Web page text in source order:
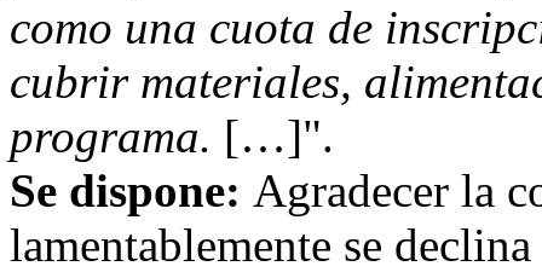
como una cuota de
cubrir materiales,
programa. […]".
Se dispone: Agradecer la
lamentablemente se